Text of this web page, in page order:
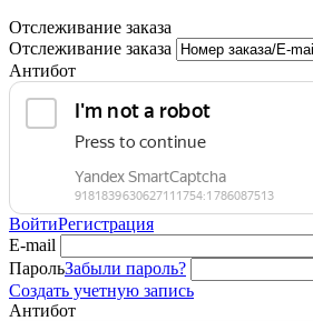
Отслеживание заказа
Отслеживание заказа
Антибот
ВойтиРегистрация
E-mail
ПарольЗабыли пароль?
Создать учетную запись
Антибот